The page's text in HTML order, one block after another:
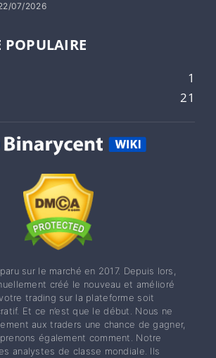
07/2026
POPULAIRE
1
21
sur le marché en 2017. Depuis lors,
créé le nouveau et amélioré
trading sur la plateforme soit
Et ce n’est que le début. Nous ne
aux traders une chance de gagner,
également comment. Notre
analystes de classe mondiale. Ils